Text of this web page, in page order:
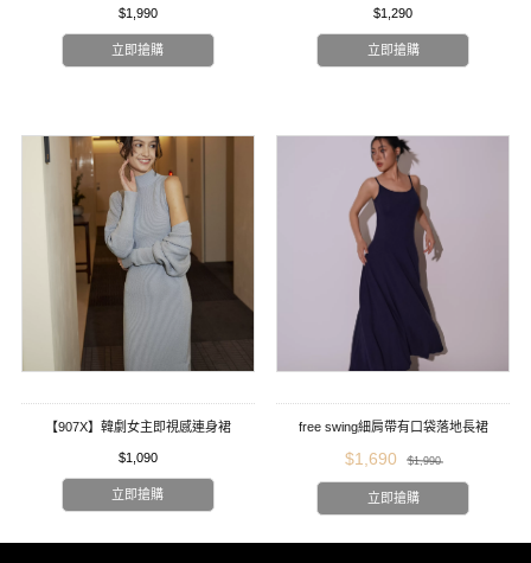
$1,990
立即搶購
$1,290
立即搶購
【907X】韓劇女主即視感連身裙
$1,090
立即搶購
free swing細肩帶有口袋落地長裙
$1,690 $1,990
立即搶購